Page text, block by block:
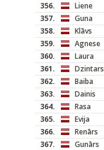
356.
Liene
357.
Guna
358.
Klāvs
359.
Agnese
360.
Laura
361.
Dzintars
362.
Baiba
363.
Dainis
364.
Rasa
365.
Evija
366.
Renārs
367.
Gunārs